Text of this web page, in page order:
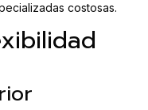
costosas.